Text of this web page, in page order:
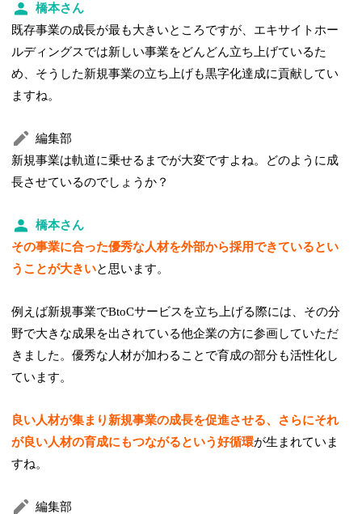
橋本さん
既存事業の成長が最も大きいところですが、エキサイトホー
ルディングスでは新しい事業をどんどん立ち上げているた
め、そうした新規事業の立ち上げも黒字化達成に貢献してい
ますね。
編集部
新規事業は軌道に乗せるまでが大変ですよね。どのように成
長させているのでしょうか？
橋本さん
その事業に合った優秀な人材を外部から採用できているとい
うことが大きいと思います。
例えば新規事業でBtoCサービスを立ち上げる際には、その分
野で大きな成果を出されている他企業の方に参画していただ
きました。優秀な人材が加わることで育成の部分も活性化し
ています。
良い人材が集まり新規事業の成長を促進させる、さらにそれ
が良い人材の育成にもつながるという好循環が生まれていま
すね。
編集部